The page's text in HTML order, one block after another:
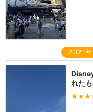
2021年
れた